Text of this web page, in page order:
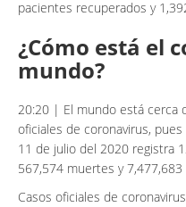
pacientes recuperados y
¿Cómo está el
mundo?
20:20 | El mundo está cerca
oficiales de coronavirus,
11 de julio del 2020 registra
567,574 muertes y
Casos oficiales de